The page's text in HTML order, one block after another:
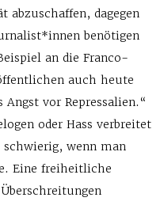
abzuschaffen, dagegen
benötigen
an die Franco-
auch heute
vor Repressalien.“
oder Hass verbreitet
schwierig, wenn man
Eine freiheitliche